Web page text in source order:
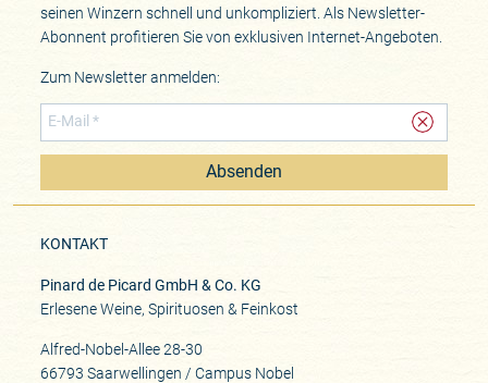
seinen Winzern schnell und unkompliziert. Als Newsletter-
Abonnent profitieren Sie von exklusiven Internet-Angeboten.
Zum Newsletter anmelden:
Absenden
KONTAKT
Pinard de Picard GmbH & Co. KG
Erlesene Weine, Spirituosen & Feinkost
Alfred-Nobel-Allee 28-30
66793 Saarwellingen / Campus Nobel